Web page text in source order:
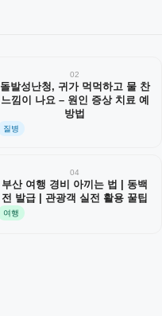
02
돌발성난청, 귀가 먹먹하고 물 찬
느낌이 나요 – 원인 증상 치료 예
방법
질병
04
부산 여행 경비 아끼는 법 | 동백
전 발급 | 관광객 실전 활용 꿀팁
여행